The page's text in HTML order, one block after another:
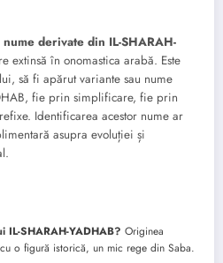
nume derivate din IL-SHARAH-
extinsă în onomastica arabă. Este
să fi apărut variante sau nume
fie prin simplificare, fie prin
Identificarea acestor nume ar
asupra evoluției și
IL-SHARAH-YADHAB? Originea
o figură istorică, un mic rege din Saba.